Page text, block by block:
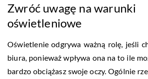
Zwróć uwagę na warunki
oświetleniowe
Oświetlenie odgrywa ważną rolę, jeśli
biura, ponieważ wpływa ona na to ile
bardzo obciążasz swoje oczy. Ogólnie